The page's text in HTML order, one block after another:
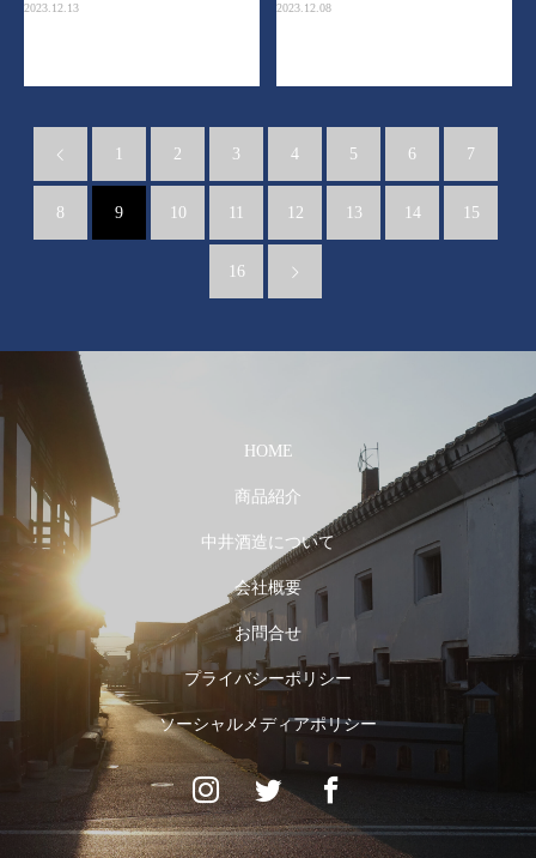
2023.12.13 2023.12.08
1 2 3 4 5 6 7
8 9 10 11 12 13 14 15
16
HOME
商品紹介
中井酒造について
会社概要
お問合せ
プライバシーポリシー
ソーシャルメディアポリシー